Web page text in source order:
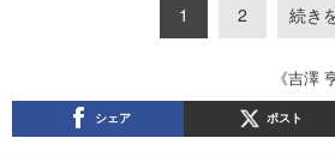
1 2 続き
《吉澤
シェア ポスト